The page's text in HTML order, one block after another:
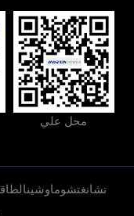
محل علي